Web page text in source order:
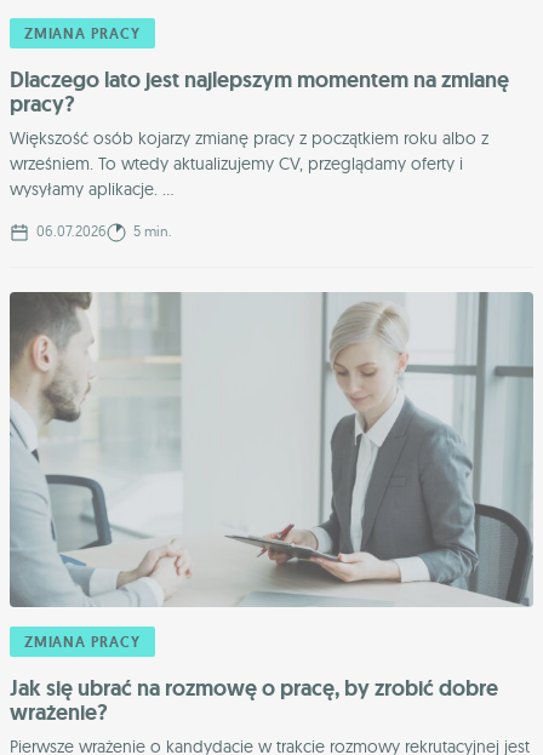
ZMIANA PRACY
Dlaczego lato jest najlepszym momentem na zmianę
pracy?
Większość osób kojarzy zmianę pracy z początkiem roku albo z
wrześniem. To wtedy aktualizujemy CV, przeglądamy oferty i
wysyłamy aplikacje. ...
06.07.2026 5 min.
ZMIANA PRACY
Jak się ubrać na rozmowę o pracę, by zrobić dobre
wrażenie?
Pierwsze wrażenie o kandydacie w trakcie rozmowy rekrutacyjnej jest